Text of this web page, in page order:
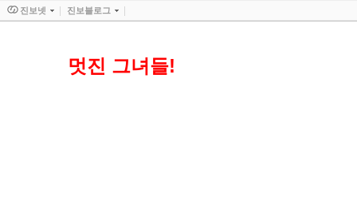
멋진 그녀들!
진보넷 진보블로그